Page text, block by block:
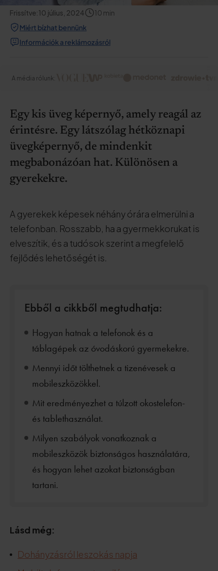
Frissítve:10 július, 2024 10 min
Miért bízhat bennünk
Információk a reklámozásról
A média rólunk:
Egy kis üveg képernyő, amely reagál az
érintésre. Egy látszólag hétköznapi
üvegképernyő, de mindenkit
megbabonázóan hat. Különösen a
gyerekekre.
A gyerekek képesek néhány órára elmerülni a
telefonban. Rosszabb, ha a gyermekkorukat is
elveszítik, és a tudósok szerint a megfelelő
fejlődés lehetőségét is.
Ebből a cikkből megtudhatja:
Hogyan hatnak a telefonok és a
táblagépek az óvodáskorú gyermekekre.
Mennyi időt tölthetnek a tizenévesek a
mobileszközökkel.
Mit eredményezhet a túlzott okostelefon-
és tablethasználat.
Milyen szabályok vonatkoznak a
mobileszközök biztonságos használatára,
és hogyan lehet azokat biztonságban
tartani.
Lásd még:
Dohányzásról leszokás napja